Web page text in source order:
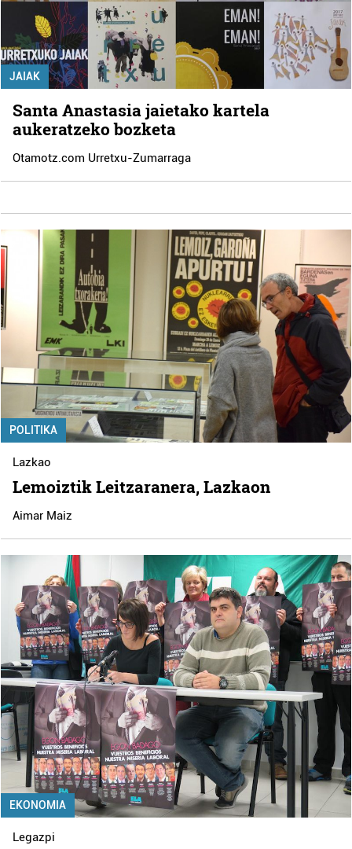
JAIAK
Santa Anastasia jaietako kartela
aukeratzeko bozketa
Otamotz.com Urretxu-Zumarraga
POLITIKA
Lazkao
Lemoiztik Leitzaranera, Lazkaon
Aimar Maiz
EKONOMIA
Legazpi